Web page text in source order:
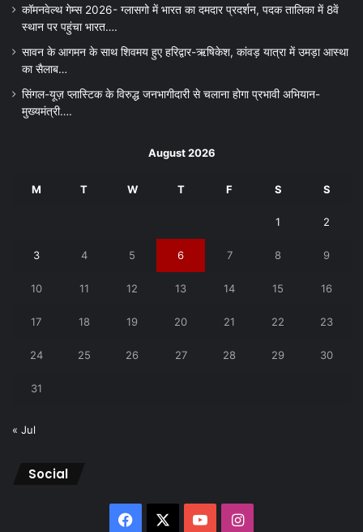
कॉमनवेल्थ गेम्स 2026- ग्लासगो में भारत का दमदार प्रदर्शन, पदक तालिका में 8वें
स्थान पर पहुंचा भारत….
सावन के आगमन के साथ शिवमय हुए हरिद्वार-ऋषिकेश, कांवड़ यात्रा में उमड़ा आस्था
का सैलाब…
सिंगल-यूज़ प्लास्टिक के विरुद्ध जनभागीदारी से चलाना होगा प्रभावी अभियान-
मुख्यमंत्री….
August 2026
M T W T F S S
1 2
3 4 5 6 7 8 9
10 11 12 13 14 15 16
17 18 19 20 21 22 23
24 25 26 27 28 29 30
31
« Jul
Social
Facebook YouTubeInstagram